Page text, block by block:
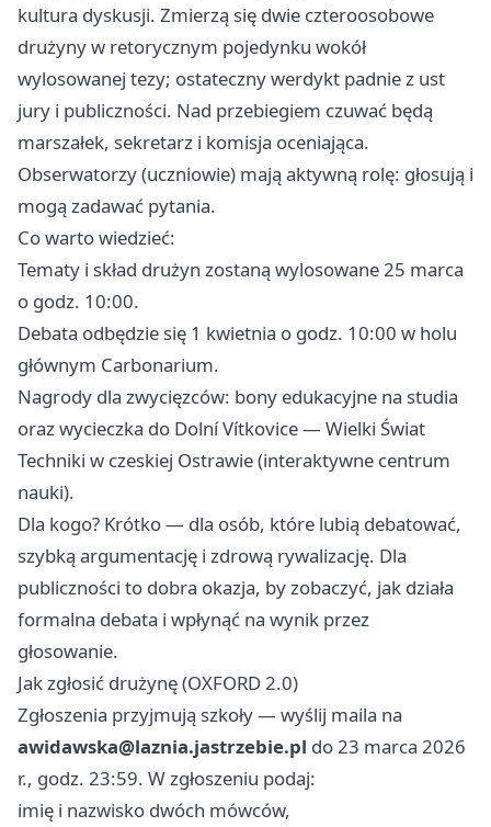
kultura dyskusji. Zmierzą się dwie czteroosobowe
drużyny w retorycznym pojedynku wokół
wylosowanej tezy; ostateczny werdykt padnie z ust
jury i publiczności. Nad przebiegiem czuwać będą
marszałek, sekretarz i komisja oceniająca.
Obserwatorzy (uczniowie) mają aktywną rolę: głosują i
mogą zadawać pytania.
Co warto wiedzieć:
Tematy i skład drużyn zostaną wylosowane 25 marca
o godz. 10:00.
Debata odbędzie się 1 kwietnia o godz. 10:00 w holu
głównym Carbonarium.
Nagrody dla zwycięzców: bony edukacyjne na studia
oraz wycieczka do Dolní Vítkovice — Wielki Świat
Techniki w czeskiej Ostrawie (interaktywne centrum
nauki).
Dla kogo? Krótko — dla osób, które lubią debatować,
szybką argumentację i zdrową rywalizację. Dla
publiczności to dobra okazja, by zobaczyć, jak działa
formalna debata i wpłynąć na wynik przez
głosowanie.
Jak zgłosić drużynę (OXFORD 2.0)
Zgłoszenia przyjmują szkoły — wyślij maila na
awidawska@laznia.jastrzebie.pl do 23 marca 2026
r., godz. 23:59. W zgłoszeniu podaj:
imię i nazwisko dwóch mówców,